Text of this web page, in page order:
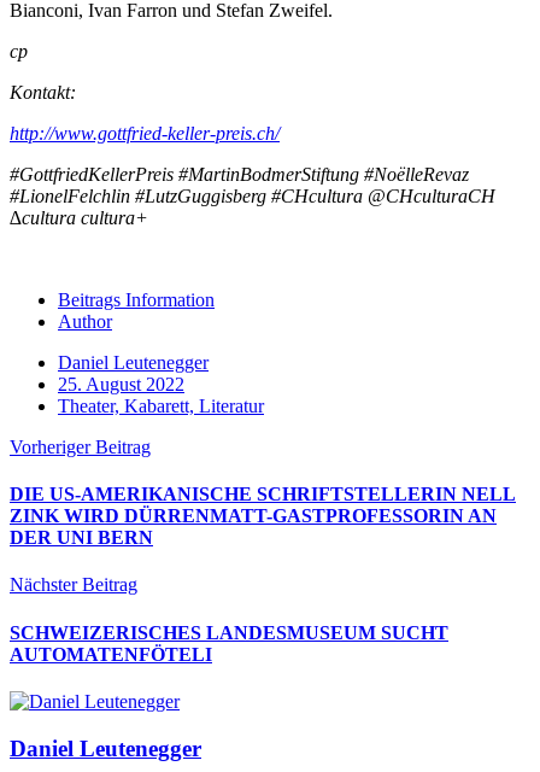
Bianconi, Ivan Farron und Stefan Zweifel.
cp
Kontakt:
http://www.gottfried-keller-preis.ch/
#GottfriedKellerPreis #MartinBodmerStiftung #NoëlleRevaz
#LionelFelchlin #LutzGuggisberg #CHcultura @CHculturaCH
∆cultura cultura+
Beitrags Information
Author
Daniel Leutenegger
25. August 2022
Theater, Kabarett, Literatur
Vorheriger Beitrag
DIE US-AMERIKANISCHE SCHRIFTSTELLERIN NELL
ZINK WIRD DÜRRENMATT-GASTPROFESSORIN AN
DER UNI BERN
Nächster Beitrag
SCHWEIZERISCHES LANDESMUSEUM SUCHT
AUTOMATENFÖTELI
Daniel Leutenegger